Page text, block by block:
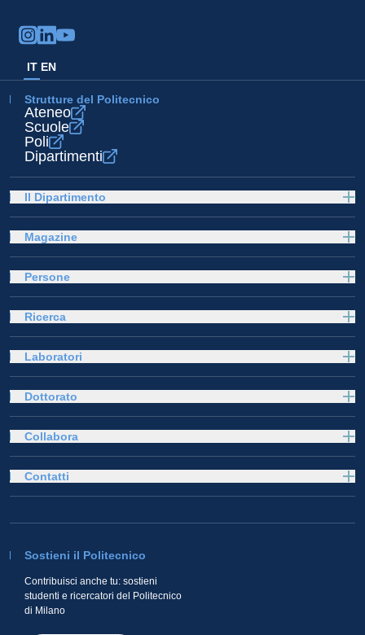
IT EN
Strutture del Politecnico
Ateneo
Scuole
Poli
Dipartimenti
Il Dipartimento
Magazine
Persone
Ricerca
Laboratori
Dottorato
Collabora
Sostieni il Politecnico
Contribuisci anche tu: sostieni
studenti e ricercatori del Politecnico
di Milano
Contatti